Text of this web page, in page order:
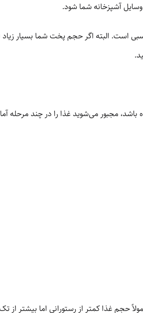
آشپزخانه شما شود.
است. البته اگر حجم پخت شما بسیار
مجبور می‌شوید غذا را در چند مرحله
ایرانی، که معمولاً حجم غذا کمتر از رستورانی اما